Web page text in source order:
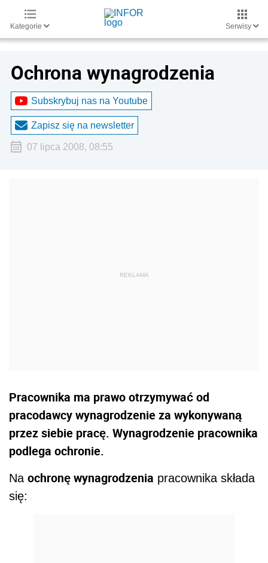
Kategorie Serwisy
Ochrona wynagrodzenia
Subskrybuj nas na Youtube
Zapisz się na newsletter
07 lipca 2008, 08:55
Pracownika ma prawo otrzymywać od
pracodawcy wynagrodzenie za wykonywaną
przez siebie pracę. Wynagrodzenie pracownika
podlega ochronie.
Na ochronę wynagrodzenia pracownika składa
się: